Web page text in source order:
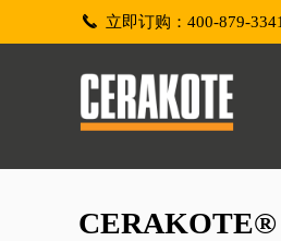
끅 立即订购：400-879-3341
CERAKOTE®